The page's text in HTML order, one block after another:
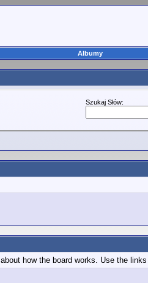
Albumy
Szukaj Słów:
how the board works. Use the